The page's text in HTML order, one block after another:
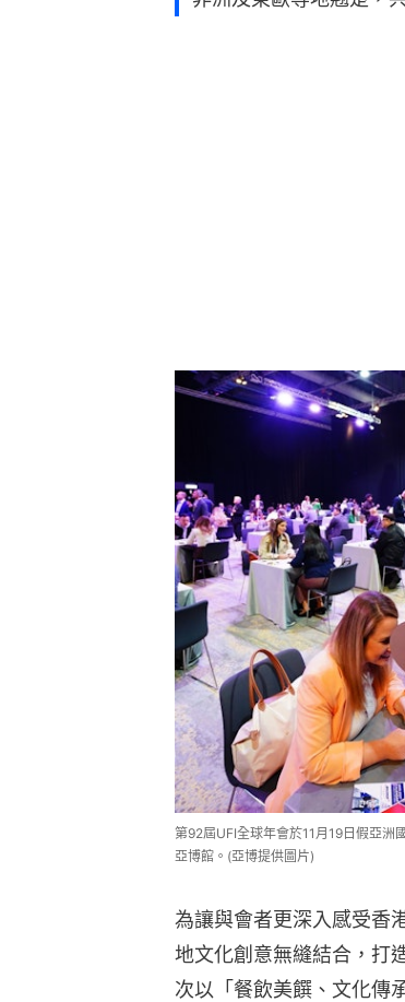
第92屆UFI全球年會於11月19日假亞
亞博館。(亞博提供圖片)
為讓與會者更深入感受香
地文化創意無縫結合，打
次以「餐飲美饌、文化傳